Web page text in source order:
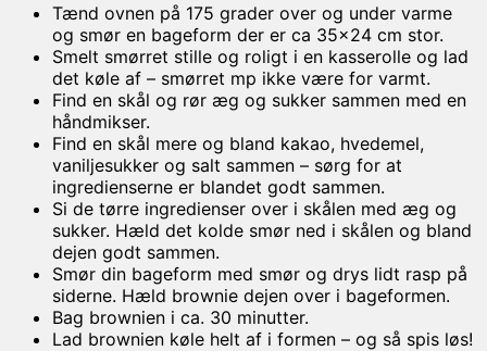
Tænd ovnen på 175 grader over og under varme
og smør en bageform der er ca 35×24 cm stor.
Smelt smørret stille og roligt i en kasserolle og lad
det køle af – smørret mp ikke være for varmt.
Find en skål og rør æg og sukker sammen med en
håndmikser.
Find en skål mere og bland kakao, hvedemel,
vaniljesukker og salt sammen – sørg for at
ingredienserne er blandet godt sammen.
Si de tørre ingredienser over i skålen med æg og
sukker. Hæld det kolde smør ned i skålen og bland
dejen godt sammen.
Smør din bageform med smør og drys lidt rasp på
siderne. Hæld brownie dejen over i bageformen.
Bag brownien i ca. 30 minutter.
Lad brownien køle helt af i formen – og så spis løs!